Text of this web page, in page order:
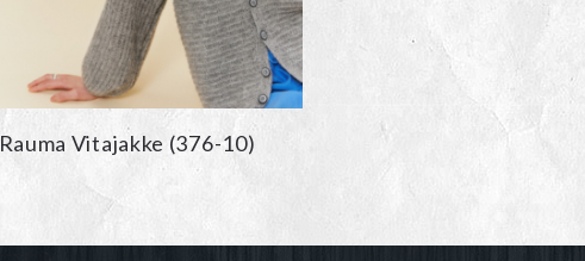
Rauma Vitajakke (376-10)